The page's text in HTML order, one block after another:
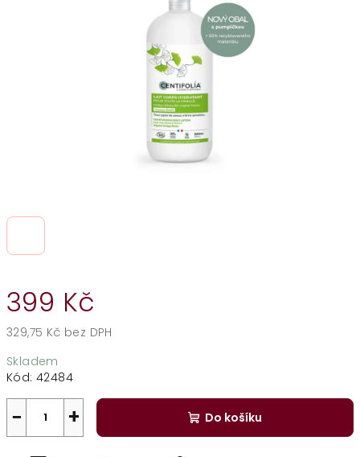
399 Kč
329,75 Kč bez DPH
cena:
Skladem
Kód: 42484
+
− Do košíku